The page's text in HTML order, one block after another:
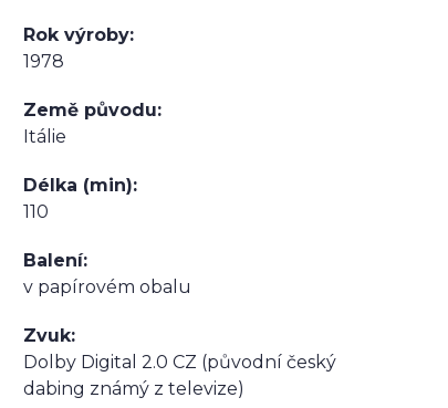
Rok výroby
1978
Země původu
Itálie
Délka (min)
110
Balení
v papírovém obalu
Zvuk
Dolby Digital 2.0 CZ (původní český
dabing známý z televize)